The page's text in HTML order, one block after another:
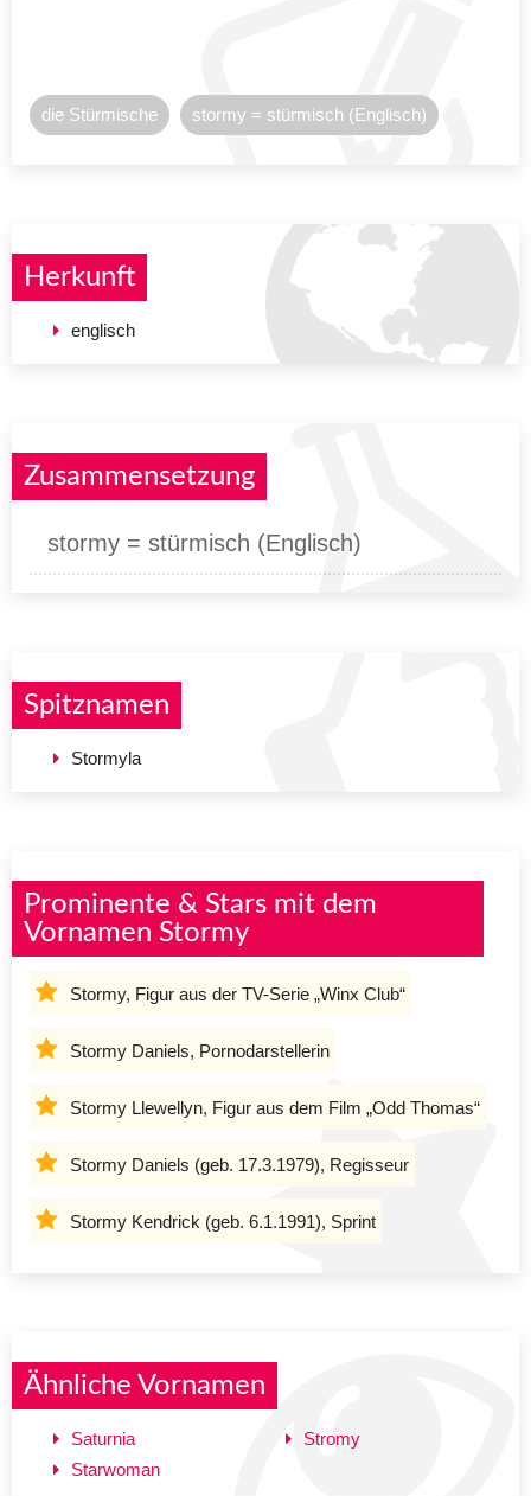
die Stürmische stormy = stürmisch (Englisch)
Herkunft
englisch
Zusammensetzung
stormy = stürmisch (Englisch)
Spitznamen
Stormyla
Prominente & Stars mit dem
Vornamen Stormy
Stormy, Figur aus der TV-Serie „Winx Club“
Stormy Daniels, Pornodarstellerin
Stormy Llewellyn, Figur aus dem Film „Odd Thomas“
Stormy Daniels (geb. 17.3.1979), Regisseur
Stormy Kendrick (geb. 6.1.1991), Sprint
Ähnliche Vornamen
Saturnia
Starwoman
Stromy